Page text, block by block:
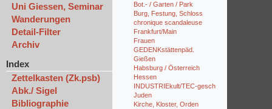
Uni Giessen, Seminar
Wanderungen
Detail-Filter
Archiv
Index
Zettelkasten (Zk.psb)
Abk./ Sigel
Bibliographie
Bot.- / Garten / Park
Burg, Festung, Schloss
chronique scandaleuse
Frankfurt/Main
Frauen
GEDENKstättenpäd.
Gießen
Habsburg / Österreich
Hessen
INDUSTRIEkult/TEC-gesch
Juden
Kirche, Kloster, Orden